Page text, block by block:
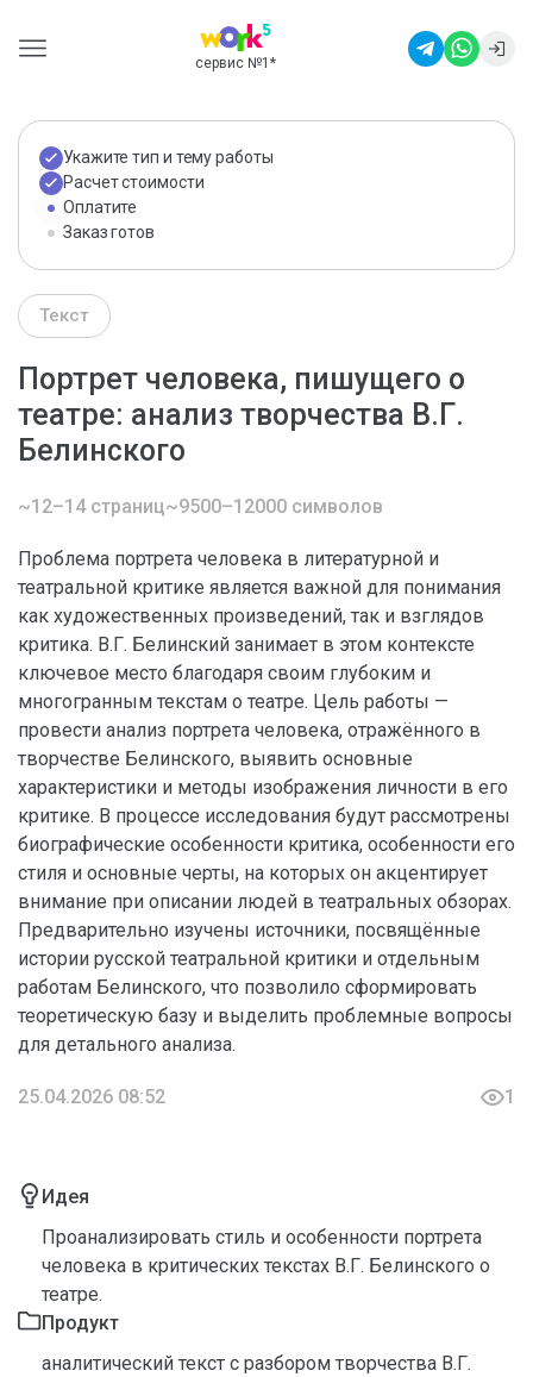
сервис №1 *
Укажите тип и тему работы
Расчет стоимости
Оплатите
Заказ готов
Текст
Портрет человека, пишущего о
театре: анализ творчества В.Г.
Белинского
~12–14 страниц~9500–12000 символов
Проблема портрета человека в литературной и
театральной критике является важной для понимания
как художественных произведений, так и взглядов
критика. В.Г. Белинский занимает в этом контексте
ключевое место благодаря своим глубоким и
многогранным текстам о театре. Цель работы —
провести анализ портрета человека, отражённого в
творчестве Белинского, выявить основные
характеристики и методы изображения личности в его
критике. В процессе исследования будут рассмотрены
биографические особенности критика, особенности его
стиля и основные черты, на которых он акцентирует
внимание при описании людей в театральных обзорах.
Предварительно изучены источники, посвящённые
истории русской театральной критики и отдельным
работам Белинского, что позволило сформировать
теоретическую базу и выделить проблемные вопросы
для детального анализа.
25.04.2026 08:52 1
Идея
Проанализировать стиль и особенности портрета
человека в критических текстах В.Г. Белинского о
театре.
Продукт
аналитический текст с разбором творчества В.Г.